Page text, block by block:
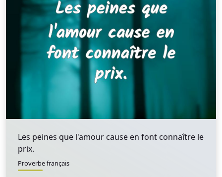
Les peines que l'amour cause en font connaître le
prix.
Proverbe français